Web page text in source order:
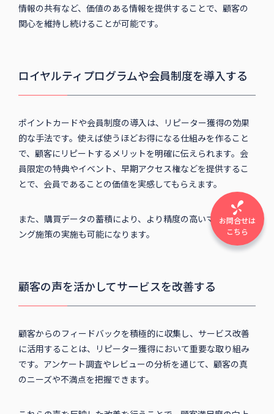
情報の共有など、価値のある情報を提供することで、顧客の
関心を維持し続けることが可能です。
ロイヤルティプログラムや会員制度を導入する
ポイントカードや会員制度の導入は、リピーター獲得の効果
的な手法です。使えば使うほどお得になる仕組みを作ること
で、顧客にリピートするメリットを明確に伝えられます。会
員限定の特典やイベント、早期アクセス権などを提供するこ
とで、会員であることの価値を実感してもらえます。
また、購買データの蓄積により、より精度の高いマーケティ
ング施策の実施も可能になります。
顧客の声を活かしてサービスを改善する
顧客からのフィードバックを積極的に収集し、サービス改善
に活用することは、リピーター獲得において重要な取り組み
です。アンケート調査やレビューの分析を通じて、顧客の真
のニーズや不満点を把握できます。
お問合せは
こちら